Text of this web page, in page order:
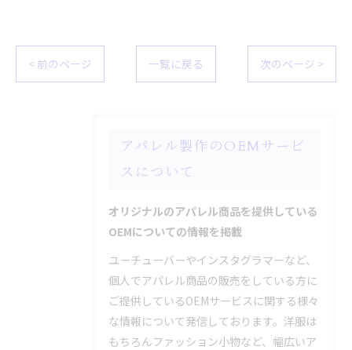
< 前のページ 一覧に戻る 次のページ >
アパレル製作のOEMサービ
スについて
オリジナルのアパレル商品を提供している
OEMについての情報を掲載
ユーチューバーやインスタグラマーなど、
個人でアパレル商品の販売をしている方に
ご提供しているOEMサービスに関する様々
な情報について発信しております。洋服は
もちろんファッション小物など、幅広いア